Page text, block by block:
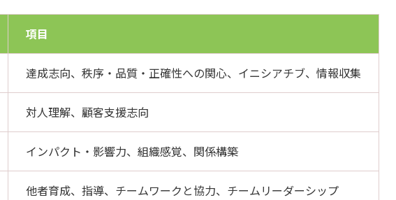
項目
達成志向、秩序・品質・正確性への関心、イニシアチブ、情報収集
対人理解、顧客支援志向
インパクト・影響力、組織感覚、関係構築
他者育成、指導、チームワークと協力、チームリーダーシップ